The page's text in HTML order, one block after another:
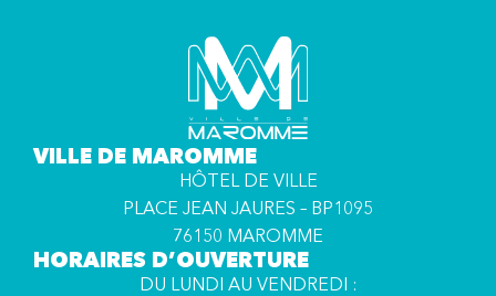
VILLE DE MAROMME
HÔTEL DE VILLE
PLACE JEAN JAURES – BP1095
76150 MAROMME
HORAIRES D’OUVERTURE
DU LUNDI AU VENDREDI :